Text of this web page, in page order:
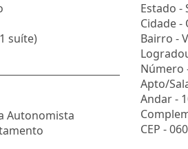
suíte)
Autonomista
Estado -
Cidade -
Bairro -
Número
Apto/
Andar -
CEP -